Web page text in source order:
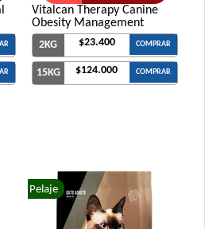
Vitalcan Therapy Canine
Obesity Management
2KG $23.400 COMPRAR
15KG $124.000 COMPRAR
Pelaje